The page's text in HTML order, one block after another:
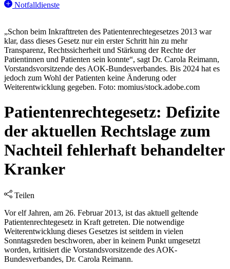
Notfalldienste
„Schon beim Inkrafttreten des Patientenrechtegesetzes 2013 war
klar, dass dieses Gesetz nur ein erster Schritt hin zu mehr
Transparenz, Rechtssicherheit und Stärkung der Rechte der
Patientinnen und Patienten sein konnte“, sagt Dr. Carola Reimann,
Vorstandsvorsitzende des AOK-Bundesverbandes. Bis 2024 hat es
jedoch zum Wohl der Patienten keine Änderung oder
Weiterentwicklung gegeben. Foto: momius/stock.adobe.com
Patientenrechtegesetz: Defizite
der aktuellen Rechtslage zum
Nachteil fehlerhaft behandelter
Kranker
Teilen
Vor elf Jahren, am 26. Februar 2013, ist das aktuell geltende
Patientenrechtegesetz in Kraft getreten. Die notwendige
Weiterentwicklung dieses Gesetzes ist seitdem in vielen
Sonntagsreden beschworen, aber in keinem Punkt umgesetzt
worden, kritisiert die Vorstandsvorsitzende des AOK-
Bundesverbandes, Dr. Carola Reimann.